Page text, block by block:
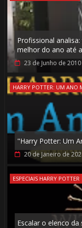
Profissional
melhor do ano até
23 de Junho de 2010
HARRY POTTER: UM ANO
"Harry Potter: Um
20 de Janeiro de
ESPECIAIS HARRY POTTER
Escalar o elenco